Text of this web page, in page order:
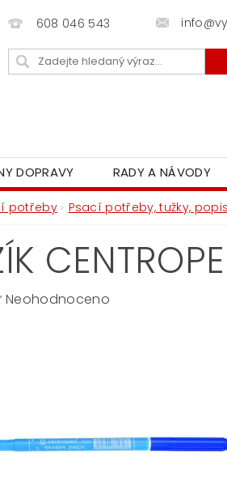
608 046 543
DOPRAVY RADY A NÁVODY
potřeby Psací potřeby, tužky,
Neohodnoceno